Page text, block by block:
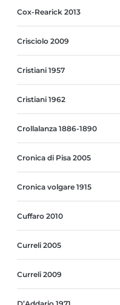
Cox-Rearick 2013
Crisciolo 2009
Cristiani 1957
Cristiani 1962
Crollalanza 1886-1890
Cronica di Pisa 2005
Cronica volgare 1915
Cuffaro 2010
Curreli 2005
Curreli 2009